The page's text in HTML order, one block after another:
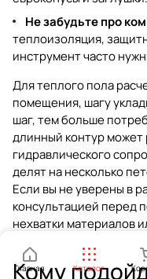
Не забудьте про
теплоизоляция,
инструмент часто
Для теплого пола
помещения, шагу
шаг, тем больше
длинный контур может
гидравлического
делят на несколько
Если вы не уверены в
консультацией перед
нехватки материалов
Кому
Главная Каталог